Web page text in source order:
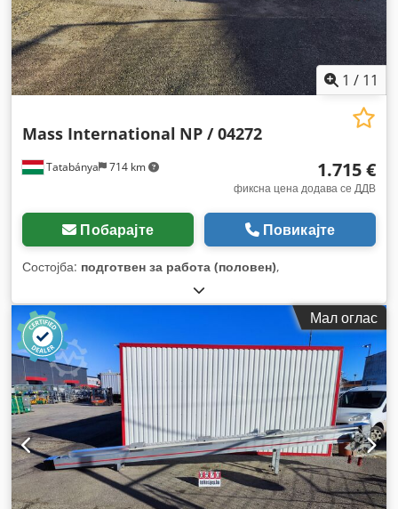
1 / 11
Tatabánya 714 km
Mass International NP / 04272
1.715 €
фиксна цена додава се ДДВ
Побарајте Повикајте
Состојба: подготвен за работа (половен),
Мал оглас